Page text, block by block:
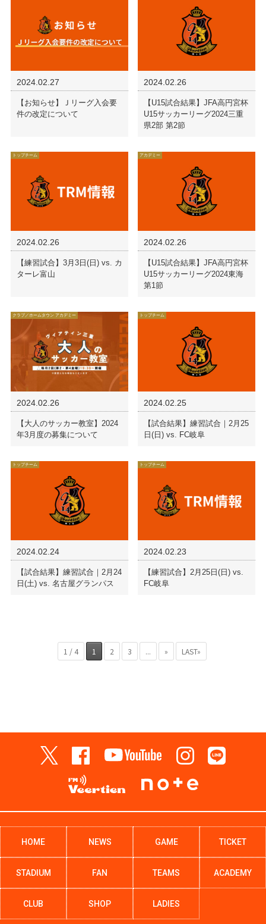
2024.02.27
【お知らせ】Ｊリーグ入会要
件の改定について
2024.02.26
【U15試合結果】JFA高円宮杯
U15サッカーリーグ2024三重
県2部 第2節
トップチーム
2024.02.26
【練習試合】3月3日(日) vs. カ
ターレ富山
アカデミー
2024.02.26
【U15試合結果】JFA高円宮杯
U15サッカーリーグ2024東海
第1節
クラブ／ホームタウン アカデミー
2024.02.26
【大人のサッカー教室】2024
年3月度の募集について
トップチーム
2024.02.25
【試合結果】練習試合｜2月25
日(日) vs. FC岐阜
トップチーム
2024.02.24
【試合結果】練習試合｜2月24
日(土) vs. 名古屋グランパス
トップチーム
2024.02.23
【練習試合】2月25日(日) vs.
FC岐阜
1 / 4 1 2 3 ... » LAST»
HOME NEWS GAME TICKET
STADIUM FAN TEAMS ACADEMY
CLUB SHOP LADIES